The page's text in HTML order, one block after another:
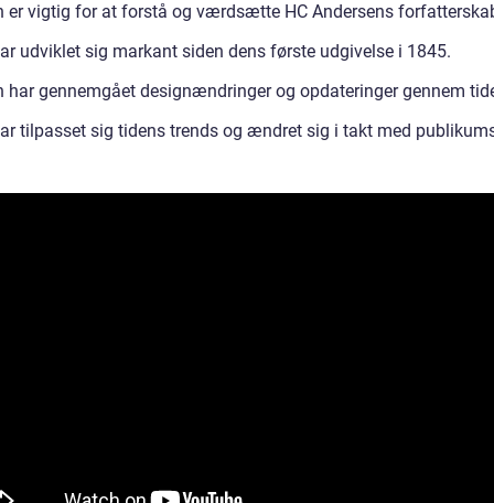
er vigtig for at forstå og værdsætte HC Andersens
udviklet sig markant siden dens første udgivelse i 1845.
har gennemgået designændringer og opdateringer gennem
tilpasset sig tidens trends og ændret sig i takt med